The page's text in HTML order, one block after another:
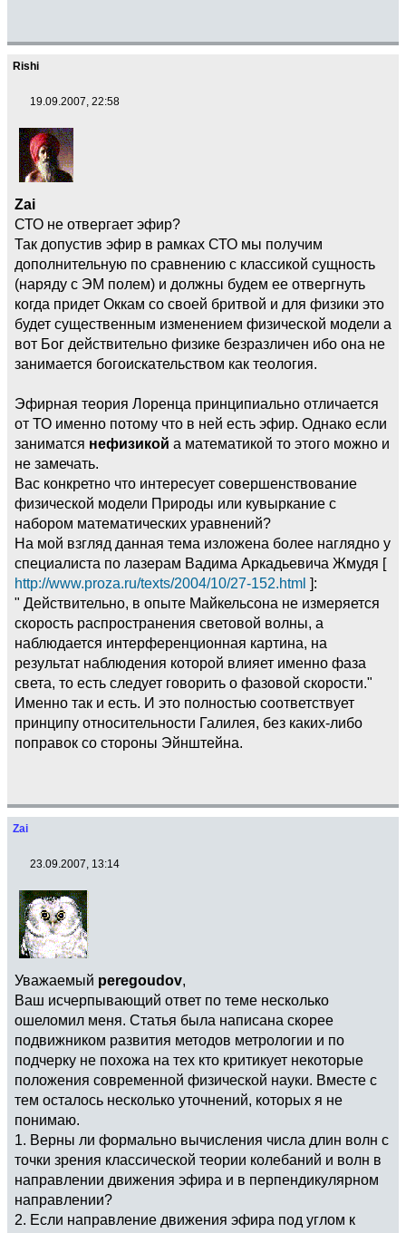
Rishi
19.09.2007, 22:58
Zai
СТО не отвергает эфир?
Так допустив эфир в рамках СТО мы получим
дополнительную по сравнению с классикой сущность
(наряду с ЭМ полем) и должны будем ее отвергнуть
когда придет Оккам со своей бритвой и для физики это
будет существенным изменением физической модели а
вот Бог действительно физике безразличен ибо она не
занимается богоискательством как теология.
Эфирная теория Лоренца принципиально отличается
от ТО именно потому что в ней есть эфир. Однако если
заниматся нефизикой а математикой то этого можно и
не замечать.
Вас конкретно что интересует совершенствование
физической модели Природы или кувыркание с
набором математических уравнений?
На мой взгляд данная тема изложена более наглядно у
специалиста по лазерам Вадима Аркадьевича Жмудя [
http://www.proza.ru/texts/2004/10/27-152.html ]:
" Действительно, в опыте Майкельсона не измеряется
скорость распространения световой волны, а
наблюдается интерференционная картина, на
результат наблюдения которой влияет именно фаза
света, то есть следует говорить о фазовой скорости."
Именно так и есть. И это полностью соответствует
принципу относительности Галилея, без каких-либо
поправок со стороны Эйнштейна.
Zai
23.09.2007, 13:14
Уважаемый peregoudov,
Ваш исчерпывающий ответ по теме несколько
ошеломил меня. Статья была написана скорее
подвижником развития методов метрологии и по
подчерку не похожа на тех кто критикует некоторые
положения современной физической науки. Вместе с
тем осталось несколько уточнений, которых я не
понимаю.
1. Верны ли формально вычисления числа длин волн с
точки зрения классической теории колебаний и волн в
направлении движения эфира и в перпендикулярном
направлении?
2. Если направление движения эфира под углом к